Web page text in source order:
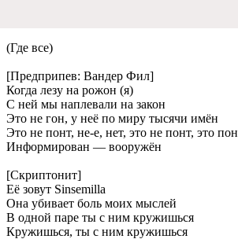
(Где все)
[Предприпев: Вандер Фил]
Когда лезу на рожон (я)
С ней мы наплевали на закон
Это не гон, у неё по миру тысячи имён
Это не понт, не-е, нет, это не понт, это пон
Информирован — вооружён
[Скриптонит]
Её зовут Sinsemilla
Она убивает боль моих мыслей
В одной паре ты с ним кружишься
Кружишься, ты с ним кружишься